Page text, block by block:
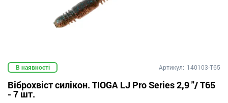
В наявності Артикул: 140103-T65
Віброхвіст силікон. TIOGA LJ Pro Series 2,9 "/ T65
- 7 шт.